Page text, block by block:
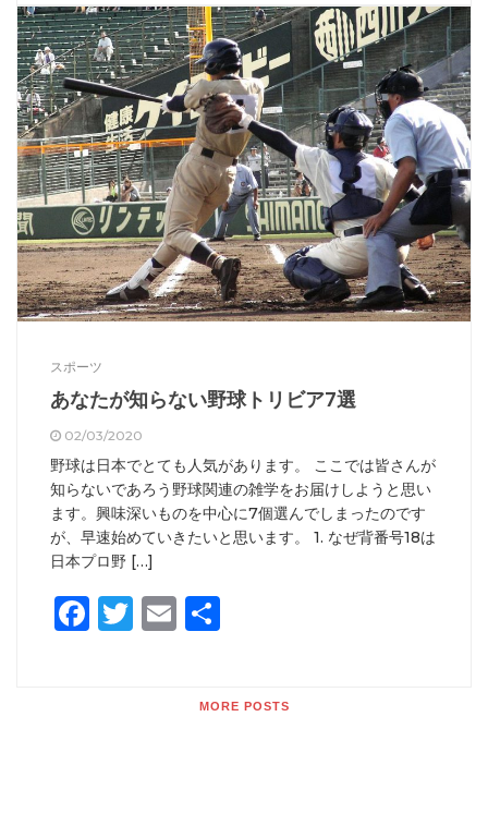
スポーツ
あなたが知らない野球トリビア7選
02/03/2020
野球は日本でとても人気があります。 ここでは皆さんが
知らないであろう野球関連の雑学をお届けしようと思い
ます。興味深いものを中心に7個選んでしまったのです
が、早速始めていきたいと思います。 1. なぜ背番号18は
日本プロ野 […]
Facebook
Twitter
Email
MORE POSTS